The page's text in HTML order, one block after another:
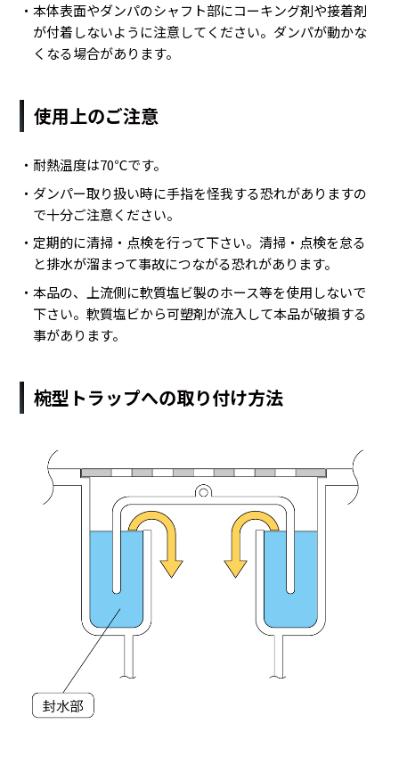
・本体表面やダンパのシャフト部にコーキング剤や接着剤
が付着しないように注意してください。ダンパが動かな
くなる場合があります。
使用上のご注意
・耐熱温度は70℃です。
・ダンパー取り扱い時に手指を怪我する恐れがありますの
で十分ご注意ください。
・定期的に清掃・点検を行って下さい。清掃・点検を怠る
と排水が溜まって事故につながる恐れがあります。
・本品の、上流側に軟質塩ビ製のホース等を使用しないで
下さい。軟質塩ビから可塑剤が流入して本品が破損する
事があります。
椀型トラップへの取り付け方法